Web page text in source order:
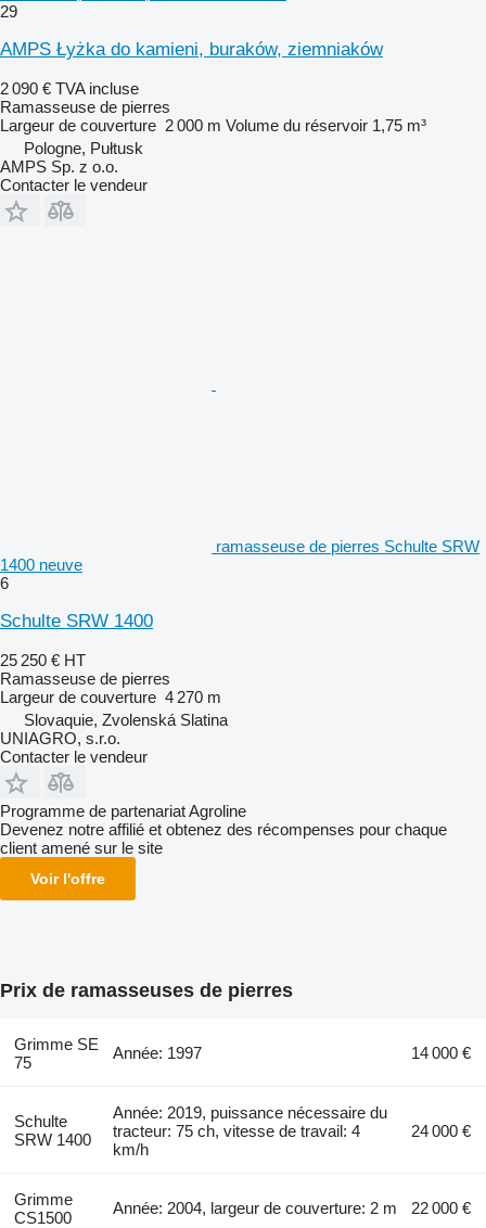
29
AMPS Łyżka do kamieni, buraków, ziemniaków
2 090 € TVA incluse
Ramasseuse de pierres
Largeur de couverture 2 000 m Volume du réservoir 1,75 m³
Pologne, Pułtusk
AMPS Sp. z o.o.
Contacter le vendeur
ramasseuse de pierres Schulte SRW
1400 neuve
6
Schulte SRW 1400
25 250 € HT
Ramasseuse de pierres
Largeur de couverture 4 270 m
Slovaquie, Zvolenská Slatina
UNIAGRO, s.r.o.
Contacter le vendeur
Programme de partenariat Agroline
Devenez notre affilié et obtenez des récompenses pour chaque
client amené sur le site
Voir l'offre
Prix de ramasseuses de pierres
Grimme SE
75
Année: 1997 14 000 €
Schulte
SRW 1400
Année: 2019, puissance nécessaire du
tracteur: 75 ch, vitesse de travail: 4
km/h
24 000 €
Grimme
CS1500
Année: 2004, largeur de couverture: 2 m 22 000 €